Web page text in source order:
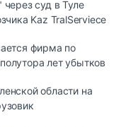
суд в Туле
Kaz TralServiece
фирма по
лет убытков
области на